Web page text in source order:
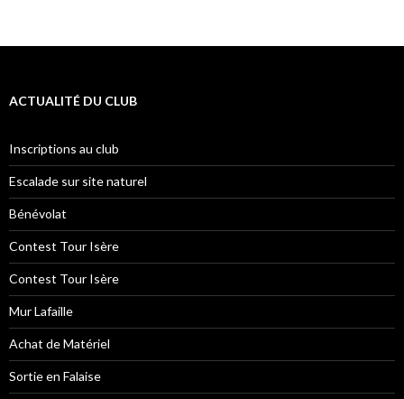
ACTUALITÉ DU CLUB
Inscriptions au club
Escalade sur site naturel
Bénévolat
Contest Tour Isère
Contest Tour Isère
Mur Lafaille
Achat de Matériel
Sortie en Falaise